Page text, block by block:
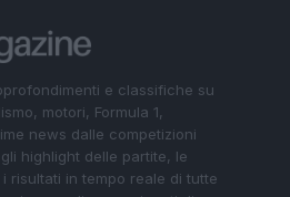
e classifiche su
motori, Formula 1,
news dalle competizioni
highlight delle partite, le
risultati in tempo reale di tutte